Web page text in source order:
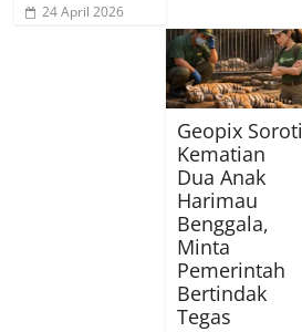
24 April 2026
Geopix Soroti
Kematian
Dua Anak
Harimau
Benggala,
Minta
Pemerintah
Bertindak
Tegas